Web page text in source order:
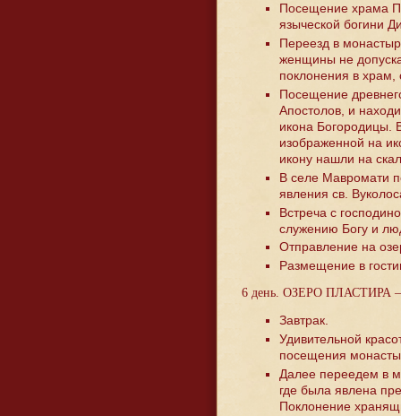
Посещение храма
языческой богини
Переезд в
женщины не
поклонения в храм,
Посещение
Апостолов, и
икона Богородицы.
изображенной на
икону нашли на
В селе Мавромати
явления св.
Встреча с
служению Богу и
Отправление на
Размещение в
6 день. ОЗЕРО
Завтрак.
Удивительной
посещения
Далее переедем в
где была явлена
Поклонение